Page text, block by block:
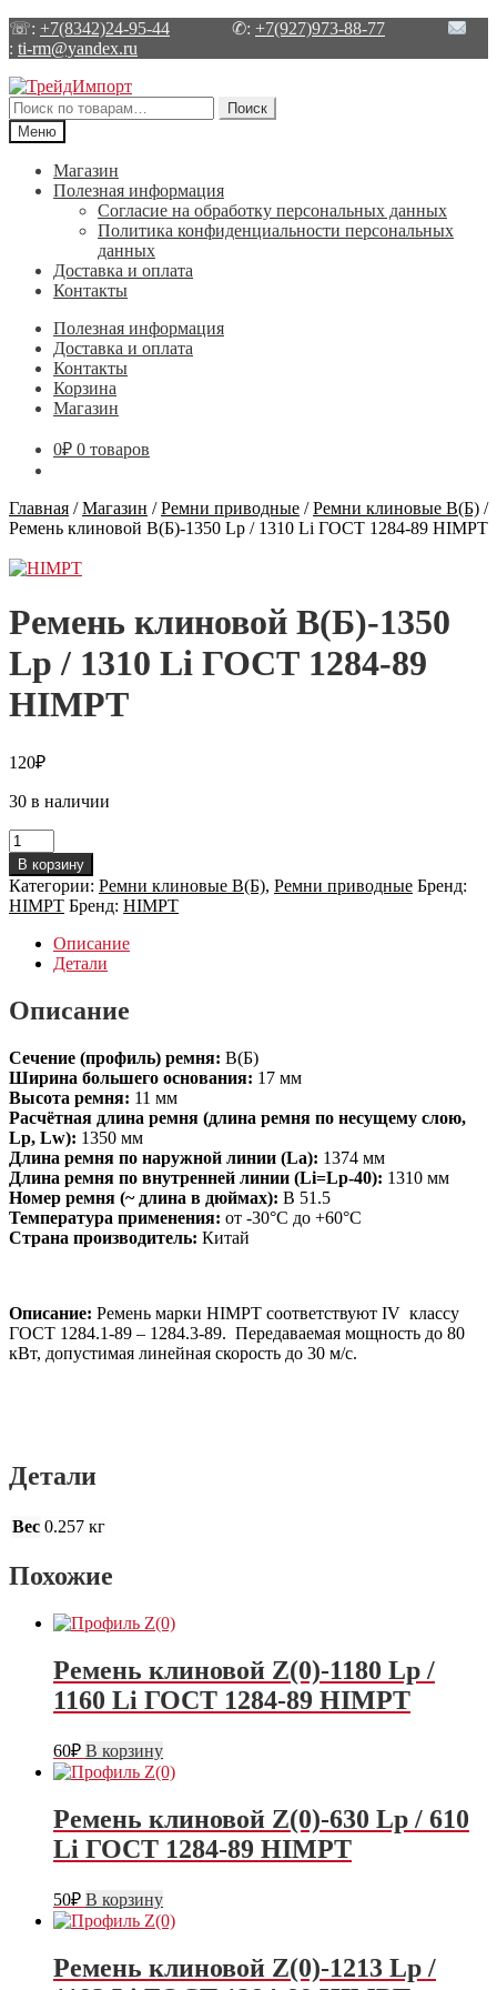
☏: +7(8342)24-95-44 ✆: +7(927)973-88-77
: ti-rm@yandex.ru
Перейти
к
навигации
Перейти
к
содержимому
Искать:
Поиск
Меню
Магазин
Полезная информация
Согласие на обработку персональных данных
Политика конфиденциальности персональных
данных
Доставка и оплата
Контакты
Полезная информация
Доставка и оплата
Контакты
Корзина
Магазин
0₽ 0 товаров
Главная /Магазин /Ремни приводные /Ремни клиновые В(Б) /
Ремень клиновой В(Б)-1350 Lp / 1310 Li ГОСТ 1284-89 HIMPT
Ремень клиновой В(Б)-1350
Lp / 1310 Li ГОСТ 1284-89
HIMPT
120₽
30 в наличии
Количество
товара
Ремень
клиновой
В(Б)-1350
Li
ГОСТ
89
HIMPT
В корзину
Категории: Ремни клиновые В(Б), Ремни приводные Бренд:
HIMPT Бренд: HIMPT
Описание
Детали
Описание
Сечение (профиль) ремня: В(Б)
Ширина большего основания: 17 мм
Высота ремня: 11 мм
Расчётная длина ремня (длина ремня по несущему слою,
Lp, Lw): 1350 мм
Длина ремня по наружной линии (La): 1374 мм
Длина ремня по внутренней линии (Li=Lp-40): 1310 мм
Номер ремня (~ длина в дюймах): В 51.5
Температура применения: от -30°C до +60°C
Страна производитель: Китай
Описание: Ремень марки HIMPT соответствуют IV классу
ГОСТ 1284.1-89 – 1284.3-89. Передаваемая мощность до 80
кВт, допустимая линейная скорость до 30 м/с.
Детали
Вес 0.257 кг
Похожие
Ремень клиновой Z(0)-1180 Lp /
1160 Li ГОСТ 1284-89 HIMPT
60₽ В корзину
Ремень клиновой Z(0)-630 Lp / 610
Li ГОСТ 1284-89 HIMPT
50₽ В корзину
Ремень клиновой Z(0)-1213 Lp /